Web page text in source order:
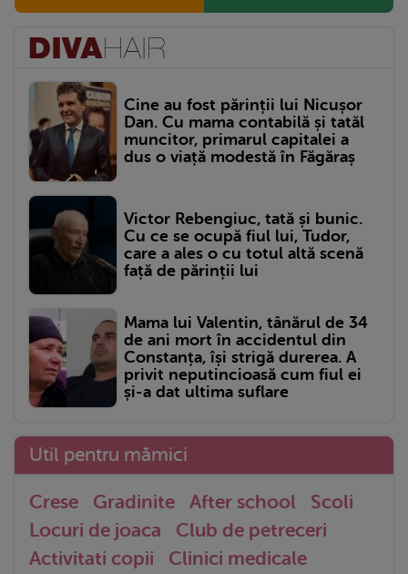
Cine au fost părinții lui Nicușor
Dan. Cu mama contabilă și tatăl
muncitor, primarul capitalei a
dus o viață modestă în Făgăraș
Victor Rebengiuc, tată și bunic.
Cu ce se ocupă fiul lui, Tudor,
care a ales o cu totul altă scenă
față de părinții lui
Mama lui Valentin, tânărul de 34
de ani mort în accidentul din
Constanța, își strigă durerea. A
privit neputincioasă cum fiul ei
și-a dat ultima suflare
Util pentru mămici
Crese Gradinite After school
Scoli
Locuri de joaca
Club de petreceri
Activitati copii
Clinici medicale